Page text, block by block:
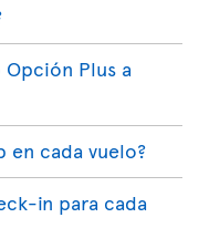
Plus a
en cada vuelo?
in para cada